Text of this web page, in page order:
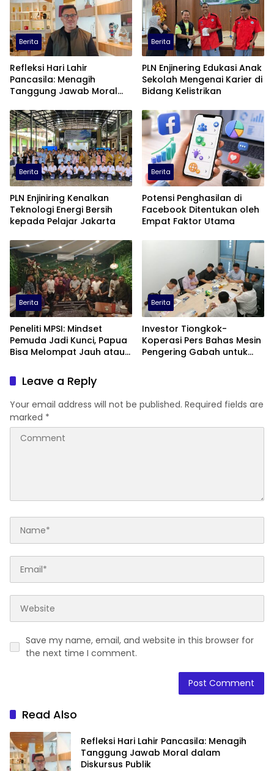
Berita
Refleksi Hari Lahir
Pancasila: Menagih
Tanggung Jawab Moral
Berita
PLN Enjinering Edukasi Anak
Sekolah Mengenai Karier di
Bidang Kelistrikan
Berita
PLN Enjiniring Kenalkan
Teknologi Energi Bersih
kepada Pelajar Jakarta
Berita
Potensi Penghasilan di
Facebook Ditentukan oleh
Empat Faktor Utama
Berita
Peneliti MPSI: Mindset
Pemuda Jadi Kunci, Papua
Bisa Melompat Jauh atau
Berita
Investor Tiongkok-
Koperasi Pers Bahas Mesin
Pengering Gabah untuk
Leave a Reply
Your email address will not be published. Required fields are
marked *
Save my name, email, and website in this browser for
the next time I comment.
Read Also
Refleksi Hari Lahir Pancasila: Menagih
Tanggung Jawab Moral dalam
Diskursus Publik